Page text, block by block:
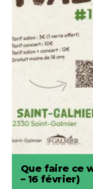
Que faire ce
– 16 février)